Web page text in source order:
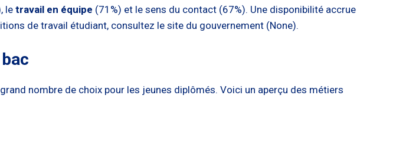
le travail en équipe (71%) et le sens du contact (67%). Une disponibilité accrue
de travail étudiant, consultez le site du gouvernement (None).
nombre de choix pour les jeunes diplômés. Voici un aperçu des métiers